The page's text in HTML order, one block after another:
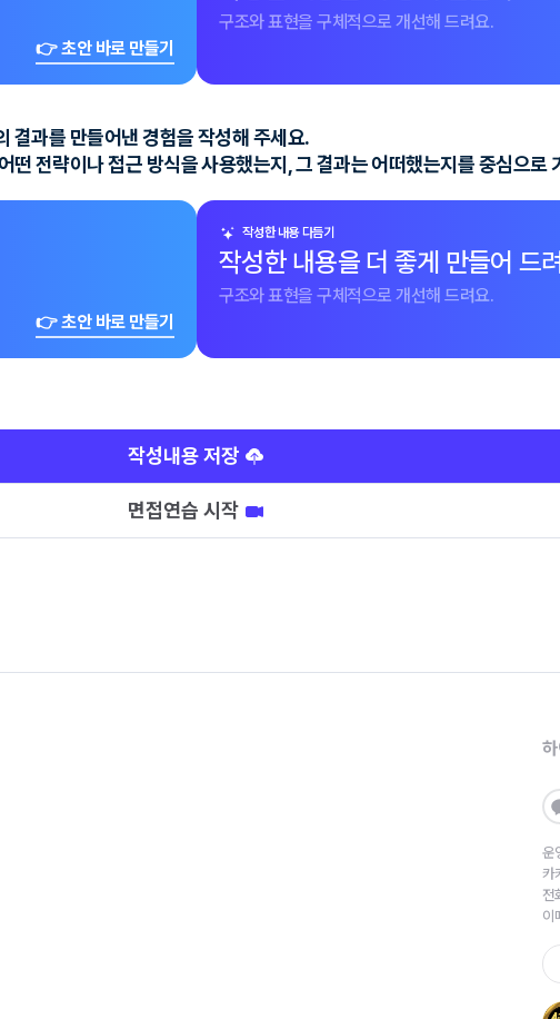
👉 초안 바로 만들기
구조와 표현을 구체적으로 개선해 드려요.
결과를 만들어낸 경험을 작성해 주세요.
전략이나 접근 방식을 사용했는지, 그 결과는 어떠했는지를 중심으로
👉 초안 바로 만들기
작성한 내용 다듬기
작성한 내용을 더 좋게 만들어 드
구조와 표현을 구체적으로 개선해 드려요.
작성내용 저장
면접연습 시작
운
카
전
이